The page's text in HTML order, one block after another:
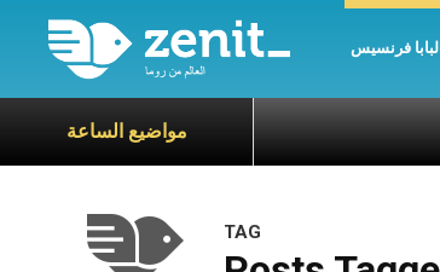
البابا فرنسيس
مواضيع الساعة
TAG